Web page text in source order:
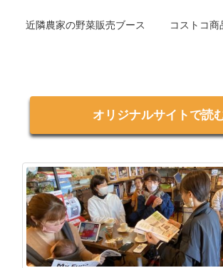
近隣農家の野菜販売ブース
コストコ商
オリジナルサイトで読